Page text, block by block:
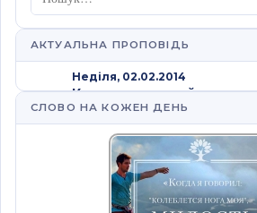
АКТУАЛЬНА ПРОПОВІДЬ
Неділя, 02.02.2014
Как стать судьей
Александр Колтуков
00:44:39 / 51 MB
Перейти до
СЛОВО НА КОЖЕН ДЕНЬ